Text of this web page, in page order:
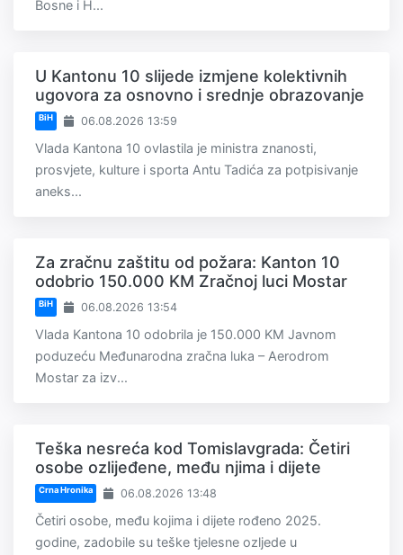
Bosne i H...
U Kantonu 10 slijede izmjene kolektivnih
ugovora za osnovno i srednje obrazovanje
BiH 06.08.2026 13:59
Vlada Kantona 10 ovlastila je ministra znanosti,
prosvjete, kulture i sporta Antu Tadića za potpisivanje
aneks...
Za zračnu zaštitu od požara: Kanton 10
odobrio 150.000 KM Zračnoj luci Mostar
BiH 06.08.2026 13:54
Vlada Kantona 10 odobrila je 150.000 KM Javnom
poduzeću Međunarodna zračna luka – Aerodrom
Mostar za izv...
Teška nesreća kod Tomislavgrada: Četiri
osobe ozlijeđene, među njima i dijete
Crna Hronika 06.08.2026 13:48
Četiri osobe, među kojima i dijete rođeno 2025.
godine, zadobile su teške tjelesne ozljede u